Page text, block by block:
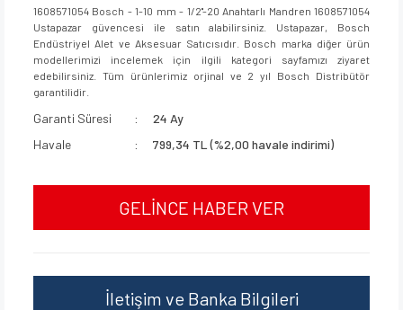
1608571054 Bosch - 1-10 mm - 1/2''-20 Anahtarlı Mandren 1608571054
Ustapazar güvencesi ile satın alabilirsiniz. Ustapazar, Bosch
Endüstriyel Alet ve Aksesuar Satıcısıdır. Bosch marka diğer ürün
modellerimizi incelemek için ilgili kategori sayfamızı ziyaret
edebilirsiniz. Tüm ürünlerimiz orjinal ve 2 yıl Bosch Distribütör
garantilidir.
Garanti Süresi
24 Ay
Havale
799,34 TL (%2,00 havale indirimi)
GELİNCE HABER VER
İletişim ve Banka Bilgileri